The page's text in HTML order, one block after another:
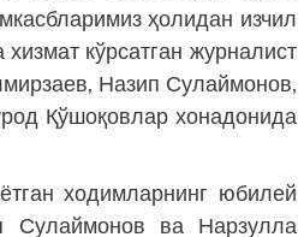
ҳолидан изчил
кўрсатган журналист
Назип Сулаймонов,
Қўшоқовлар хонадонида
ходимларнинг юбилей
Сулаймонов ва Нарзулла